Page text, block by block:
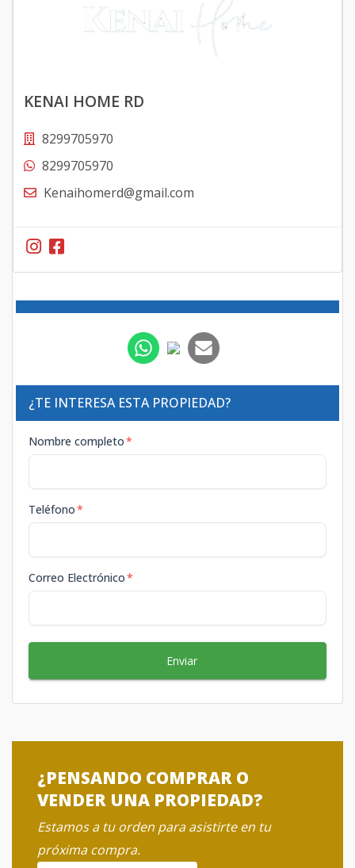
KENAI HOME RD
8299705970
8299705970
Kenaihomerd@gmail.com
¿TE INTERESA ESTA PROPIEDAD?
Nombre completo*
Teléfono*
Correo Electrónico*
Enviar
¿PENSANDO COMPRAR O
VENDER UNA PROPIEDAD?
Estamos a tu orden para asistirte en tu
próxima compra.